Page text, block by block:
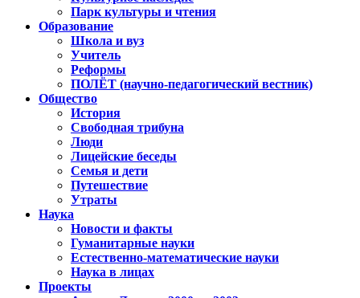
Парк культуры и чтения
Образование
Школа и вуз
Учитель
Реформы
ПОЛЁТ (научно-педагогический вестник)
Общество
История
Свободная трибуна
Люди
Лицейские беседы
Семья и дети
Путешествие
Утраты
Наука
Новости и факты
Гуманитарные науки
Естественно-математические науки
Наука в лицах
Проекты